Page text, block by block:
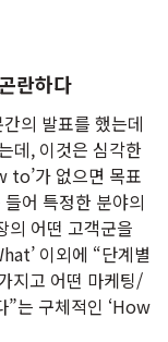
란하다
의 발표를 했는데
데, 이것은 심각한
to’가 없으면 목표
어 특정한 분야의
의 어떤 고객군을
이외에 “단계별
지고 어떤 마케팅/
”는 구체적인 ‘How